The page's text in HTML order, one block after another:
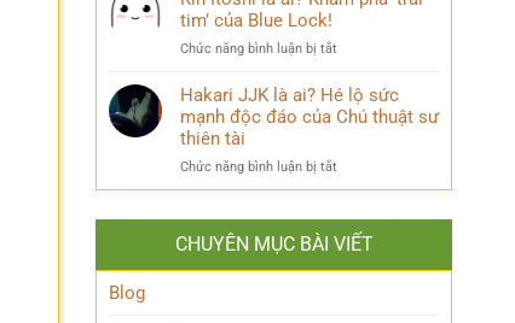
Lớp
Momoo
Ai
Ai
trong
Siêu
tim’ của Blue Lock!
Chức năng bình luận bị tắt
Itoshi
là
phá
‘trái
của
Blue
Lock!
Hakari JJK là ai? Hé lộ sức
mạnh độc đáo của Chú thuật sư
thiên tài
Chức năng bình luận bị tắt
Hakari
ai?
Hé
CHUYÊN MỤC BÀI VIẾT
Blog